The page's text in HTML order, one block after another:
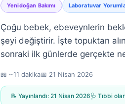
Yenidoğan Bakımı Laboratuvar
Çoğu bebek, ebeveynlerin
şeyi değiştirir. İşte topuktan
sonraki ilk günlerde gerçekte
📖 ~11 dakika📅 21 Nisan 2026
📝 Yayınlandı: 21 Nisan 2026🩺 Tıbbi